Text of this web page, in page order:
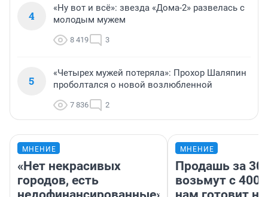
4
«Ну вот и всё»: звезда «Дома-2» развелась с
молодым мужем
8 419 3
5
«Четырех мужей потеряла»: Прохор Шаляпин
проболтался о новой возлюбленной
7 836 2
МНЕНИЕ
«Нет некрасивых
городов, есть
МНЕНИЕ
Продашь за
возьмут с